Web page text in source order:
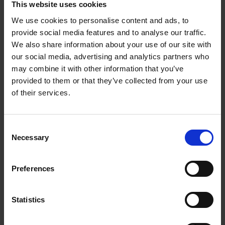
This website uses cookies
We use cookies to personalise content and ads, to
provide social media features and to analyse our traffic.
We also share information about your use of our site with
our social media, advertising and analytics partners who
may combine it with other information that you’ve
provided to them or that they’ve collected from your use
of their services.
Selection
Necessary
Preferences
Statistics
velocidade e aceleração. A SSI, a interface serial
síncrona, fornece comunicação digital ponto-a-
ponto em série, enquanto a EnDat 2.2 é uma
interface bidirecional digital extremamente
rápida, tudo para garantir a compatibilidade
com quase qualquer tipo de sistema de
controle.
multivoltas. As versões multivoltas também
rotações, o que pode ser necessário para não
Devido à tecnologia de varredura usada para